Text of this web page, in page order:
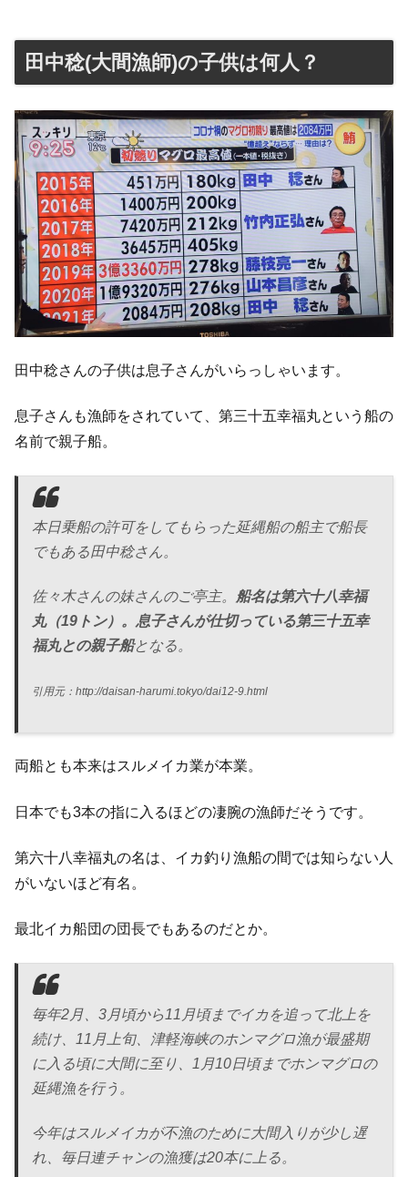
田中稔(大間漁師)の子供は何人？
田中稔さんの子供は息子さんがいらっしゃいます。
息子さんも漁師をされていて、第三十五幸福丸という船の
名前で親子船。
本日乗船の許可をしてもらった延縄船の船主で船長
でもある田中稔さん。
佐々木さんの妹さんのご亭主。
船名は第六十八幸福
丸（19トン）。息子さんが仕切っている第三十五幸
福丸との親子船となる。
引用元：http://daisan-harumi.tokyo/dai12-9.html
両船とも本来はスルメイカ業が本業。
日本でも3本の指に入るほどの凄腕の漁師だそうです。
第六十八幸福丸の名は、イカ釣り漁船の間では知らない人
がいないほど有名。
最北イカ船団の団長でもあるのだとか。
毎年2月、3月頃から11月頃までイカを追って北上を
続け、11月上旬、津軽海峡のホンマグロ漁が最盛期
に入る頃に大間に至り、1月10日頃までホンマグロの
延縄漁を行う。
今年はスルメイカが不漁のために大間入りが少し遅
れ、毎日連チャンの漁獲は20本に上る。